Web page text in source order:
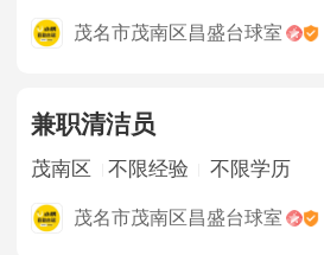
茂名市茂南区昌盛台球室
兼职清洁员
茂南区 不限经验 不限学历
茂名市茂南区昌盛台球室